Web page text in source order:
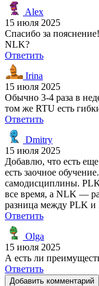
Alex
15 июля 2025
Спасибо за
NLK?
Ответить
Irina
15 июля 2025
Обычно 3-4 раза в
том же RTU есть
Ответить
Dmitry
15 июля 2025
Добавлю, что есть
есть заочное
самодисциплины. PLK
все время, а NLK —
разница между PLK и
Ответить
Olga
15 июля 2025
А есть ли
Ответить
Добавить комментарий